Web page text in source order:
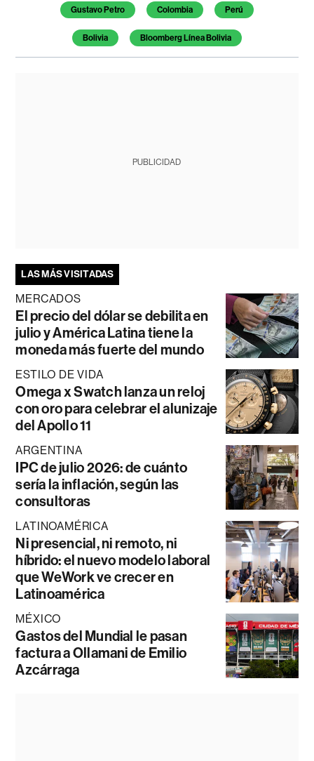
Gustavo Petro Colombia Perú
Bolivia Bloomberg Línea Bolivia
PUBLICIDAD
LAS MÁS VISITADAS
MERCADOS
El precio del dólar se debilita en
julio y América Latina tiene la
moneda más fuerte del mundo
ESTILO DE VIDA
Omega x Swatch lanza un reloj
con oro para celebrar el alunizaje
del Apollo 11
ARGENTINA
IPC de julio 2026: de cuánto
sería la inflación, según las
consultoras
LATINOAMÉRICA
Ni presencial, ni remoto, ni
híbrido: el nuevo modelo laboral
que WeWork ve crecer en
Latinoamérica
MÉXICO
Gastos del Mundial le pasan
factura a Ollamani de Emilio
Azcárraga